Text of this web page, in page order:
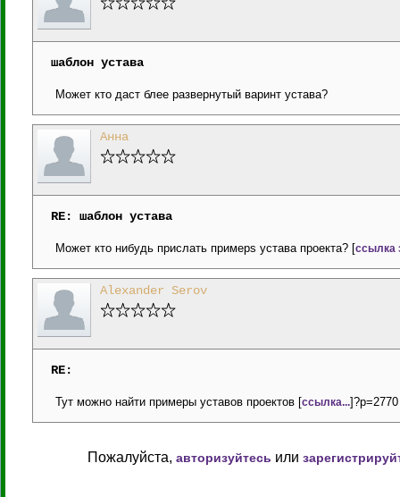
шаблон устава
Может кто даст блее развернутый варинт устава?
Анна
RE: шаблон устава
Может кто нибудь прислать примерs устава проекта? [ссылка
Alexander Serov
RE:
Тут можно найти примеры уставов проектов [ссылка...
Пожалуйста, авторизуйтесь или